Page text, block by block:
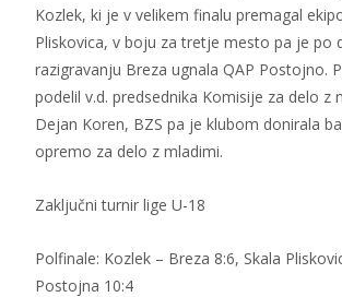
Kozlek, ki je v velikem finalu premagal
Pliskovica, v boju za tretje mesto pa je po
razigravanju Breza ugnala QAP Postojno.
podelil v.d. predsednika Komisije za delo z
Dejan Koren, BZS pa je klubom donirala
opremo za delo z mladimi.
Zaključni turnir lige U-18
Polfinale: Kozlek – Breza 8:6, Skala
Postojna 10:4